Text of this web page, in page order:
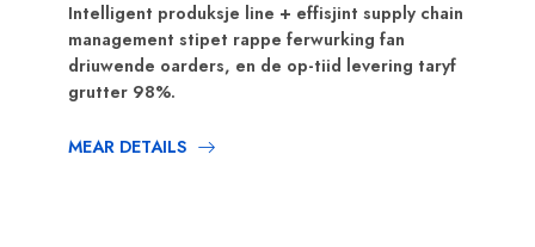
Intelligent produksje line + effisjint supply chain
management stipet rappe ferwurking fan
driuwende oarders, en de op-tiid levering taryf
grutter 98%.
MEAR DETAILS